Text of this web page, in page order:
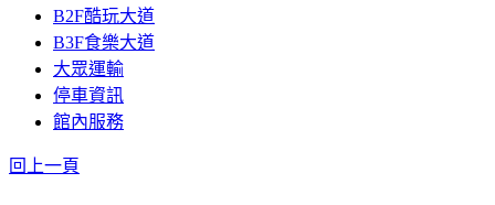
B2F酷玩大道
B3F食樂大道
大眾運輸
停車資訊
館內服務
回上一頁